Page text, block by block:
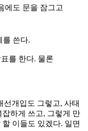
에도 문을 잠그고
를 쓴다.
를 한다. 물론
선개입도 그렇고, 사태
하게 쓰고, 그렇게 만
할 이들도 있겠다. 일면